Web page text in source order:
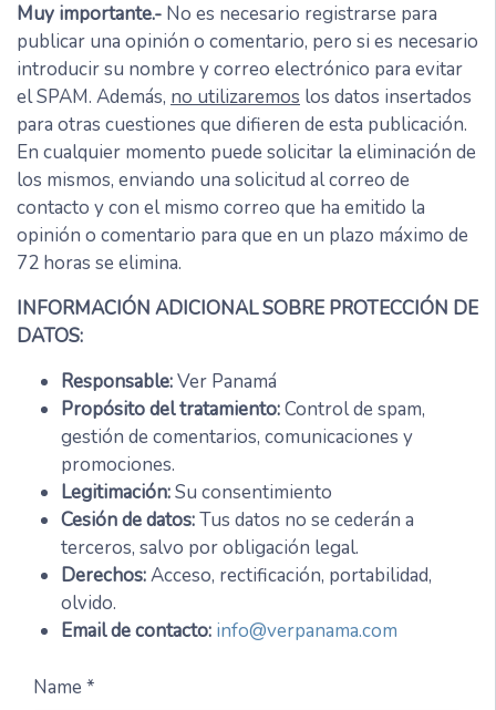
Muy importante.- No es necesario registrarse para
publicar una opinión o comentario, pero si es necesario
introducir su nombre y correo electrónico para evitar
el SPAM. Además, no utilizaremos los datos insertados
para otras cuestiones que difieren de esta publicación.
En cualquier momento puede solicitar la eliminación de
los mismos, enviando una solicitud al correo de
contacto y con el mismo correo que ha emitido la
opinión o comentario para que en un plazo máximo de
72 horas se elimina.
INFORMACIÓN ADICIONAL SOBRE PROTECCIÓN DE
DATOS:
Responsable:Ver Panamá
Propósito del tratamiento:Control de spam,
gestión de comentarios, comunicaciones y
promociones.
Legitimación:Su consentimiento
Cesión de datos:Tus datos no se cederán a
terceros, salvo por obligación legal.
Derechos:Acceso, rectificación, portabilidad,
olvido.
Email de contacto: info@verpanama.com
Name *